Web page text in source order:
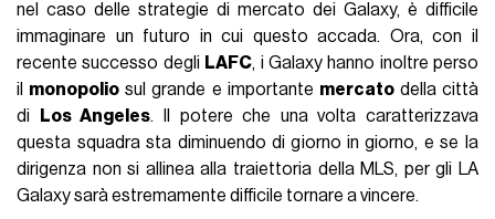
nel caso delle strategie di mercato dei Galaxy, è difficile
immaginare un futuro in cui questo accada. Ora, con il
recente successo degli LAFC, i Galaxy hanno inoltre perso
il monopolio sul grande e importante mercatodella città
di
Los Angeles. Il potere che una volta caratterizzava
questa squadra sta diminuendo di giorno in giorno, e se la
dirigenza non si allinea alla traiettoria della MLS, per gli LA
Galaxy sarà estremamente difficile tornare a vincere.